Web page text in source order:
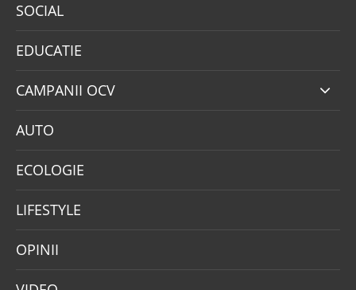
SOCIAL
EDUCATIE
CAMPANII OCV
AUTO
ECOLOGIE
LIFESTYLE
OPINII